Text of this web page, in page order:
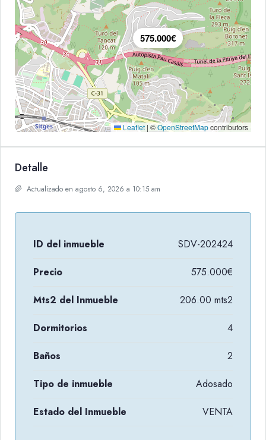
575.000€
Leaflet |©OpenStreetMapcontributors
Detalle
Actualizado en agosto 6, 2026 a 10:15 am
ID del inmueble SDV-202424
Precio 575.000€
Mts2 del Inmueble 206.00 mts2
Dormitorios 4
Baños 2
Tipo de inmueble Adosado
Estado del Inmueble VENTA